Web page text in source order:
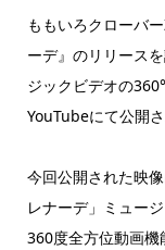
ももいろクローバ
ーデ』のリリース
ジックビデオの
YouTubeにて公開さ
今回公開された映
レナーデ」ミュー
360度全方位動画